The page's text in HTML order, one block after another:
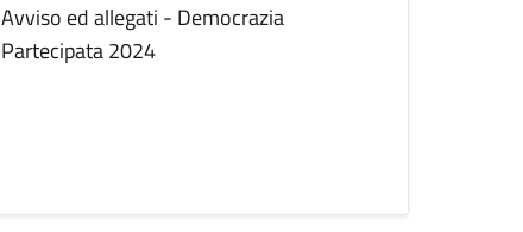
Avviso ed allegati - Democrazia
Partecipata 2024